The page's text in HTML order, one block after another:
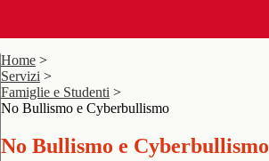
Home >
Servizi >
Famiglie e Studenti >
No Bullismo e Cyberbullismo
No Bullismo e Cyberbullismo